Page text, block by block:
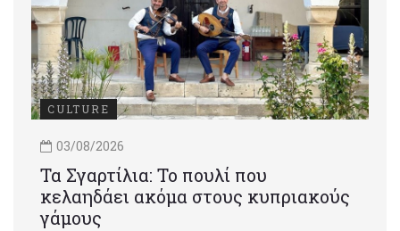
CULTURE
03/08/2026
Τα Σγαρτίλια: Το πουλί που
κελαηδάει ακόμα στους κυπριακούς
γάμους